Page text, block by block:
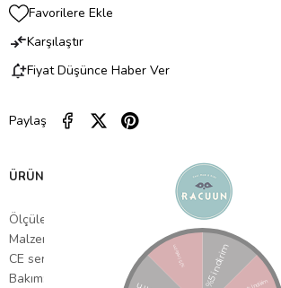
Favorilere Ekle
Karşılaştır
Fiyat Düşünce Haber Ver
Paylaş
ÜRÜN ÖZELLIKLERI
Ölçüler: 14 x 17 x 18 cm.
Malzeme: Peluş
CE sertifikalı
Bakım: Nemli bir bezle tozunu alabilirsiniz.